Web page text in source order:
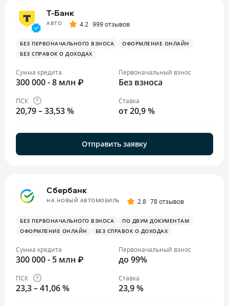
Т-Банк
АВТО 4.2 999 отзывов
БЕЗ ПЕРВОНАЧАЛЬНОГО ВЗНОСА
ОФОРМЛЕНИЕ ОНЛАЙН
БЕЗ СПРАВОК О ДОХОДАХ
Сумма кредита
300 000 - 8 млн ₽
Первоначальный взнос
Без взноса
ПСК
20,79 – 33,53 %
Ставка
от 20,9 %
Отправить заявку
Сбербанк
НА НОВЫЙ АВТОМОБИЛЬ 2.8 78 отзывов
БЕЗ ПЕРВОНАЧАЛЬНОГО ВЗНОСА
ПО ДВУМ ДОКУМЕНТАМ
ОФОРМЛЕНИЕ ОНЛАЙН
БЕЗ СПРАВОК О ДОХОДАХ
Сумма кредита
300 000 - 5 млн ₽
Первоначальный взнос
до 99%
ПСК
23,3 – 41,06 %
Ставка
23,9 %